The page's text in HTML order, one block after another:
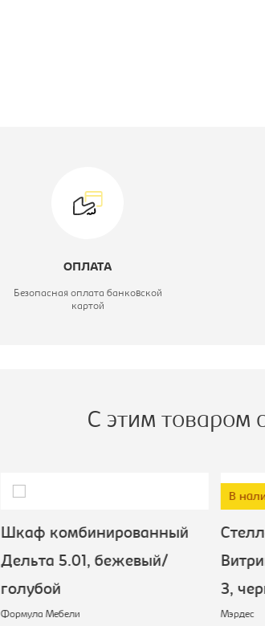
ОПЛАТА
Безопасная оплата банковской
картой
С этим товаром
Шкаф комбинированный
Дельта 5.01, бежевый/
голубой
Формула Мебели
В
3,
Мэрдес